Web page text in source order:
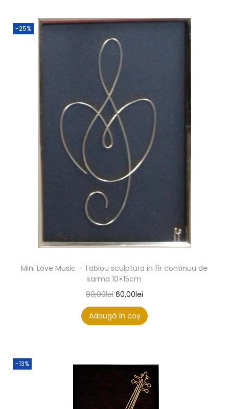
-25%
Mini Love Music – Tablou sculptura in fir continuu de
sarma 10×15cm
80,00lei 60,00lei
Adaugă în coș
-13%